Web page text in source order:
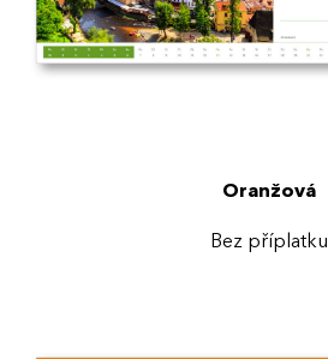
Oranžová
Bez příplatku